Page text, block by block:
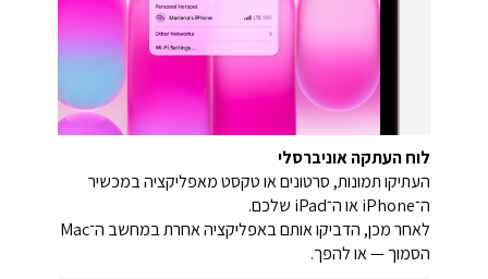
לוח העתקה אוניברסלי
העתיקו תמונות, סרטונים או טקסט מאפליקציה במכשיר
ה־iPhone או ה־iPad שלכם.
לאחר מכן, הדביקו אותם באפליקציה אחרת במחשב ה־Mac
הסמוך — או להפך.